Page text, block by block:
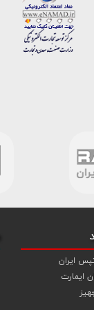
ایران
ایمارت